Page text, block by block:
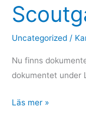
Uncategorized /
Nu finns
dokumentet under
Scoutgårdens
Läs mer »